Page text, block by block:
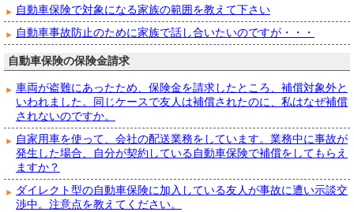
自動車保険で対象になる家族の範囲を教えて下さい
自動車事故防止のために家族で話し合いたいのですが・・・
自動車保険の保険金請求
車両が盗難にあったため、保険金を請求したところ、補償対象外と
いわれました。同じケースで友人は補償されたのに、私はなぜ補償
されないのですか。
自家用車を使って、会社の配送業務をしています。業務中に事故が
発生した場合、自分が契約している自動車保険で補償をしてもらえ
ますか？
ダイレクト型の自動車保険に加入している友人が事故に遭い示談交
渉中。注意点を教えてください。